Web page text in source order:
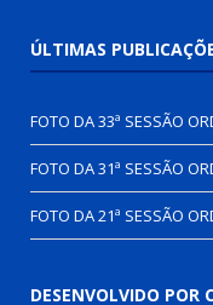
ÚLTIMAS
FOTO DA 33ª SESSÃO
FOTO DA 31ª SESSÃO
FOTO DA 21ª SESSÃO
DESENVOLVIDO POR